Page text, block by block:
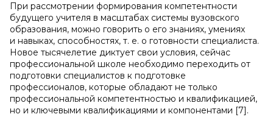
При рассмотрении формирования компетентности
будущего учителя в масштабах системы вузовского
образования, можно говорить о его знаниях, умениях
и навыках, способностях, т. е. о готовности специалиста.
Новое тысячелетие диктует свои условия, сейчас
профессиональной школе необходимо переходить от
подготовки специалистов к подготовке
профессионалов, которые обладают не только
профессиональной компетентностью и квалификацией,
но и ключевыми квалификациями и компонентами [7].